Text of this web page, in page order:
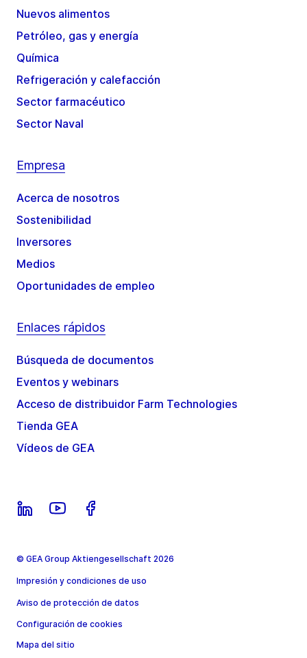
Nuevos alimentos
Petróleo, gas y energía
Química
Refrigeración y calefacción
Sector farmacéutico
Sector Naval
Empresa
Acerca de nosotros
Sostenibilidad
Inversores
Medios
Oportunidades de empleo
Enlaces rápidos
Búsqueda de documentos
Eventos y webinars
Acceso de distribuidor Farm Technologies
Tienda GEA
Vídeos de GEA
© GEA Group Aktiengesellschaft 2026
Impresión y condiciones de uso
Aviso de protección de datos
Configuración de cookies
Mapa del sitio